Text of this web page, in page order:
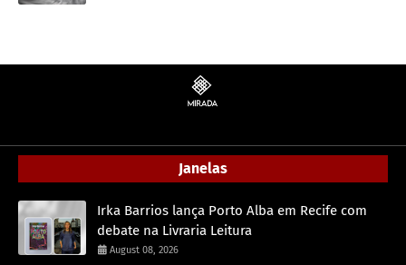
Janelas
Irka Barrios lança Porto Alba em Recife com
debate na Livraria Leitura
August 08, 2026